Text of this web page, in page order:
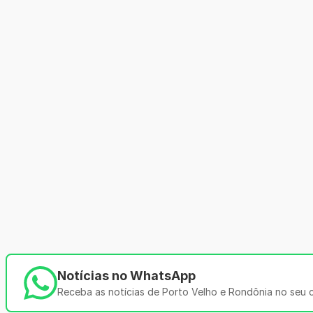
Notícias no WhatsApp
Receba as notícias de Porto Velho e Rondônia no seu